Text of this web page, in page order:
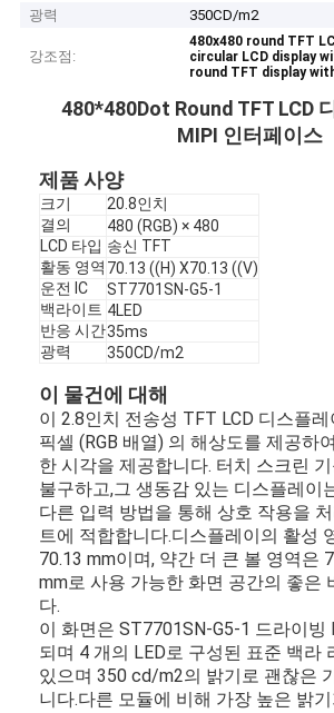
광력
350CD/m2
강조점:
480x480 round TFT
circular LCD display
round TFT display
480*480Dot Round TFT LCD
MIPI 인터페이스
제품 사양
크기
20.8인치
결의
480 (RGB) × 480
LCD 타입 송신 TFT
활동 영역 70.13 ((H) X70.13 ((V)
운전 IC
ST7701SN-G5-1
백라이트 4LED
반응 시간35ms
광력
350CD/m2
이 물건에 대해
이 2.8인치 전송성 TFT LCD 디스플
픽셀 (RGB 배열) 의 해상도를 제공하
한 시각을 제공합니다. 터치 스크린
불구하고,그 생동감 있는 디스플레이
다른 입력 방법을 통해 상호 작용을
트에 적합합니다.디스플레이의 활성
70.13 mm이며, 약간 더 큰 볼 영역은
mm로 사용 가능한 화면 공간의 좋은
다.
이 화면은 ST7701SN-G5-1 드라이빙
되며 4 개의 LED로 구성된 표준 백라
있으며 350 cd/m2의 밝기로 괜찮은
니다.다른 모듈에 비해 가장 높은 밝